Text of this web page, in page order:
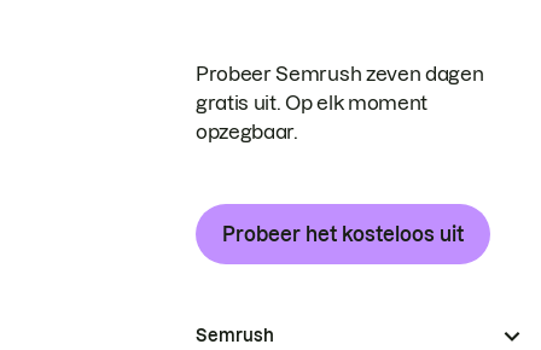
Probeer Semrush zeven dagen
gratis uit. Op elk moment
opzegbaar.
Probeer het kosteloos uit
Semrush